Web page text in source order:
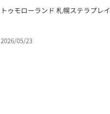
トゥモローランド 札幌ステラプレ
2026/05/23